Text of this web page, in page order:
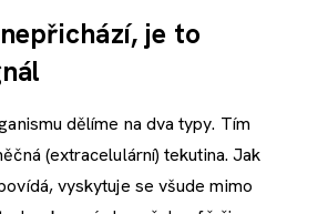
je to
dělíme na dva typy. Tím
(extracelulární) tekutina. Jak
vyskytuje se všude mimo